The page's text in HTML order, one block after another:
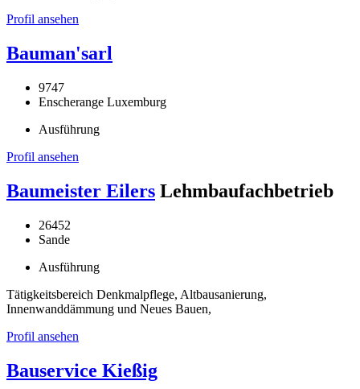
Profil ansehen
Bauman'sarl
9747
Enscherange Luxemburg
Ausführung
Profil ansehen
Baumeister Eilers Lehmbaufachbetrieb
26452
Sande
Ausführung
Tätigkeitsbereich Denkmalpflege, Altbausanierung,
Innenwanddämmung und Neues Bauen,
Profil ansehen
Bauservice Kießig